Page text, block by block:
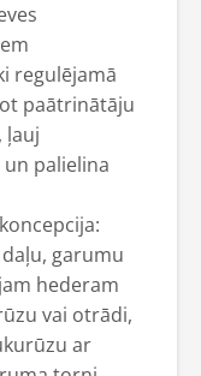
regulējamā
paātrinātāju
ļauj
palielina
garumu
hederam
vai otrādi,
ar